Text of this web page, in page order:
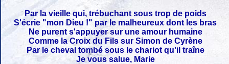
Par la vieille qui, trébuchant sous trop de poids
S'écrie "mon Dieu !" par le malheureux dont les bras
Ne purent s'appuyer sur une amour humaine
Comme la Croix du Fils sur Simon de Cyrène
Par le cheval tombé sous le chariot qu'il traîne
Je vous salue, Marie